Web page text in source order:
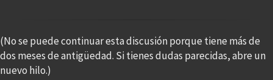
(No se puede continuar esta discusión porque tiene más de
dos meses de antigüedad. Si tienes dudas parecidas, abre un
nuevo hilo.)